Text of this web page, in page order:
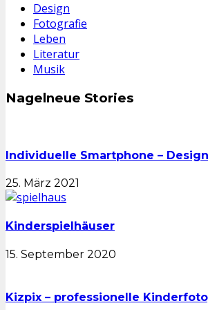
Design
Fotografie
Leben
Literatur
Musik
Nagelneue Stories
Individuelle Smartphone –
25. März 2021
Kinderspielhäuser
15. September 2020
Kizpix – professionelle